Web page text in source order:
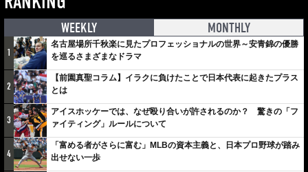
WEEKLY MONTHLY
1
名古屋場所千秋楽に見たプロフェッショナルの世界～安青錦の優勝
を巡るさまざまなドラマ
2
【前園真聖コラム】イラクに負けたことで日本代表に起きたプラス
とは
3
アイスホッケーでは、なぜ殴り合いが許されるのか？ 驚きの「フ
ァイティング」ルールについて
4
「富める者がさらに富む」MLBの資本主義と、日本プロ野球が踏み
出せない一歩